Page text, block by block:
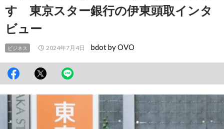
す 東京スター銀行の伊東頭取インタ
ビュー
ビジネス 2024年7月4日 bdot by OVO